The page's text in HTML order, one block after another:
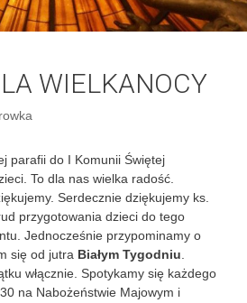
WIELKANOCY
parafii do I Komunii Świętej
To dla nas wielka radość.
Serdecznie dziękujemy ks.
przygotowania dzieci do tego
Jednocześnie przypominamy o
się od jutra Białym Tygodniu.
włącznie. Spotykamy się każdego
na Nabożeństwie Majowym i